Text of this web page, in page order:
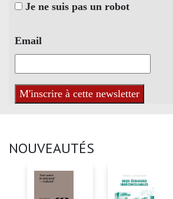
Je ne suis pas un robot
Email
NOUVEAUTÉS